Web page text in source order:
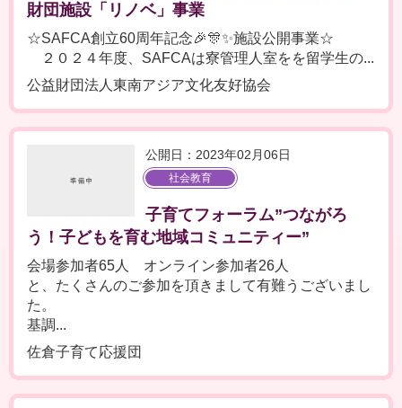
財団施設「リノベ」事業
☆SAFCA創立60周年記念🎉🎊✨施設公開事業☆
２０２４年度、SAFCAは寮管理人室をを留学生の...
公益財団法人東南アジア文化友好協会
公開日：2023年02月06日
社会教育
子育てフォーラム”つながろ
う！子どもを育む地域コミュニティー”
会場参加者65人 オンライン参加者26人
と、たくさんのご参加を頂きまして有難うございまし
た。
基調...
佐倉子育て応援団